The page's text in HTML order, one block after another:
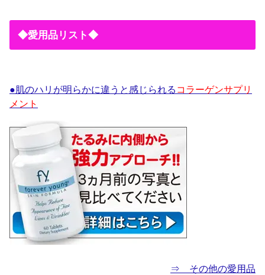
◆愛用品リスト◆
●肌のハリが明らかに違うと感じられる コラーゲンサプリ
メント
⇒ その他の愛用品